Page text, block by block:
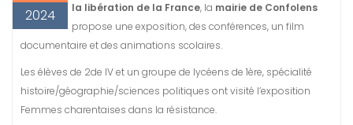
2024
la libération de la France, la mairie de Confolens
propose une exposition, des conférences, un film
documentaire et des animations scolaires.
Les élèves de 2de IV et un groupe de lycéens de 1ère, spécialité
histoire/géographie/sciences politiques ont visité l’exposition
Femmes charentaises dans la résistance.